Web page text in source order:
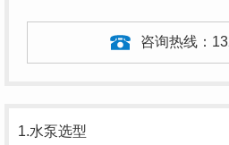
咨询热线：
1.水泵选型‍